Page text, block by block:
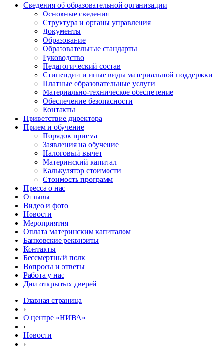
Сведения об образовательной организации
Основные сведения
Структура и органы управления
Документы
Образование
Образовательные стандарты
Руководство
Педагогический состав
Стипендии и иные виды материальной поддержки
Платные образовательные услуги
Материально-техническое обеспечение
Обеспечение безопасности
Контакты
Приветствие директора
Прием и обучение
Порядок приема
Заявления на обучение
Налоговый вычет
Материнский капитал
Калькулятор стоимости
Стоимость программ
Пресса о нас
Отзывы
Видео и фото
Новости
Мероприятия
Оплата материнским капиталом
Банковские реквизиты
Контакты
Бессмертный полк
Вопросы и ответы
Работа у нас
Дни открытых дверей
Главная страница
›
О центре «НИВА»
›
Новости
›